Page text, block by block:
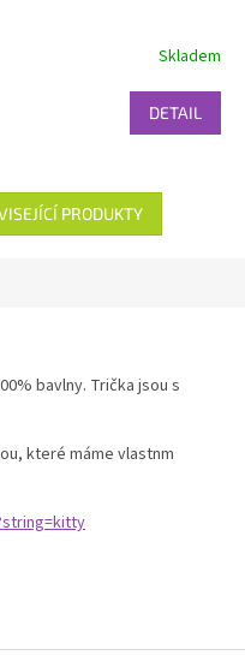
Skladem
DETAIL
PRODUKTY
bavlny. Trička jsou s
které máme vlastnm